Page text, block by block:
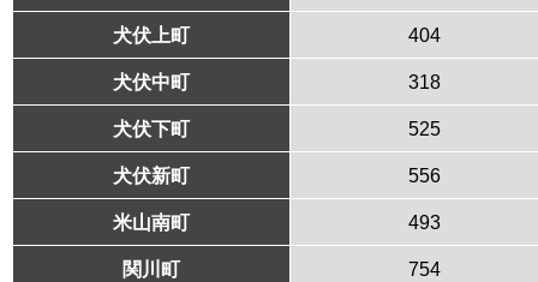
犬伏上町 404
犬伏中町 318
犬伏下町 525
犬伏新町 556
米山南町 493
関川町 754